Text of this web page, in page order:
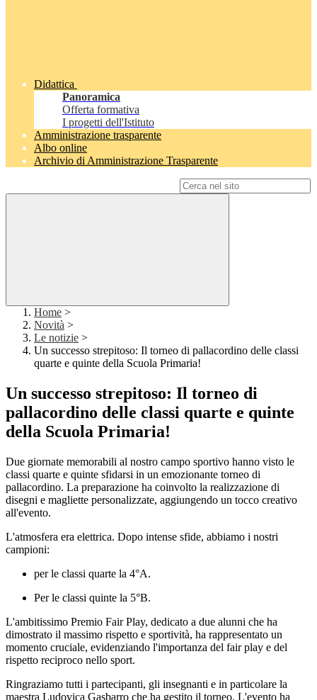
Didattica
Panoramica
Offerta formativa
I progetti dell'Istituto
Amministrazione trasparente
Albo online
Archivio di Amministrazione Trasparente
Home >
Novità >
Le notizie >
Un successo strepitoso: Il torneo di pallacordino delle classi
quarte e quinte della Scuola Primaria!
Un successo strepitoso: Il torneo di
pallacordino delle classi quarte e quinte
della Scuola Primaria!
Due giornate memorabili al nostro campo sportivo hanno visto le
classi quarte e quinte sfidarsi in un emozionante torneo di
pallacordino. La preparazione ha coinvolto la realizzazione di
disegni e magliette personalizzate, aggiungendo un tocco creativo
all'evento.
L'atmosfera era elettrica. Dopo intense sfide, abbiamo i nostri
campioni:
per le classi quarte la 4°A.
Per le classi quinte la 5°B.
L'ambitissimo Premio Fair Play, dedicato a due alunni che ha
dimostrato il massimo rispetto e sportività, ha rappresentato un
momento cruciale, evidenziando l'importanza del fair play e del
rispetto reciproco nello sport.
Ringraziamo tutti i partecipanti, gli insegnanti e in particolare la
maestra Ludovica Gasbarro che ha gestito il torneo. L'evento ha